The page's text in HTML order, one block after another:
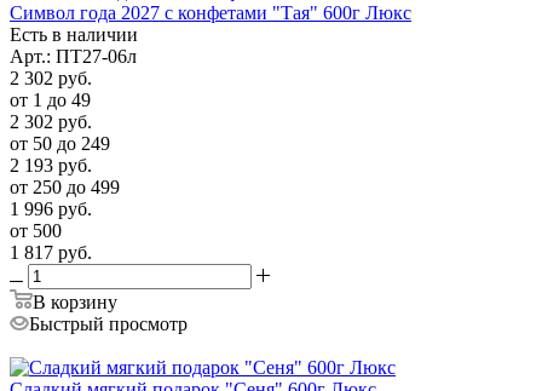
Символ года 2027 с конфетами "Тая" 600г Люкс
Есть в наличии
Арт.: ПТ27-06л
2 302 руб.
от 1 до 49
2 302 руб.
от 50 до 249
2 193 руб.
от 250 до 499
1 996 руб.
от 500
1 817 руб.
В корзину
Быстрый просмотр